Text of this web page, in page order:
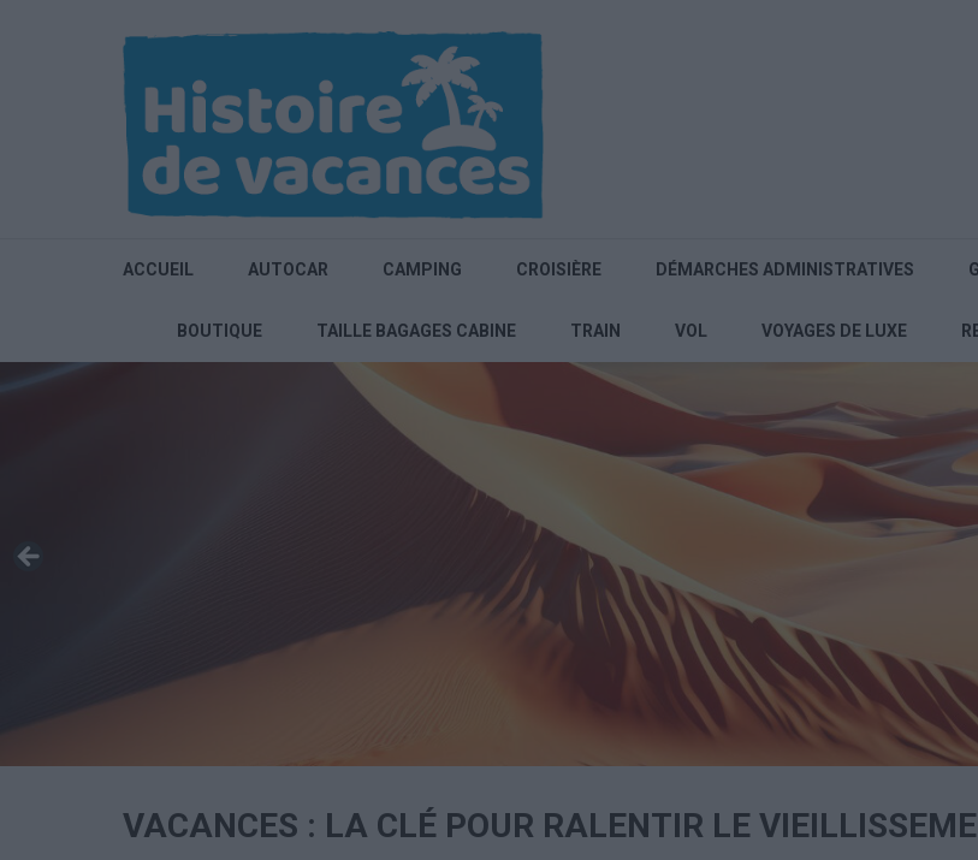
ACCUEIL AUTOCAR CAMPING CROISIÈRE DÉMARCHES ADMINISTRATIVES
BOUTIQUE TAILLE BAGAGES CABINE TRAIN VOL VOYAGES DE LUXE
VACANCES : LA CLÉ POUR RALENTIR LE